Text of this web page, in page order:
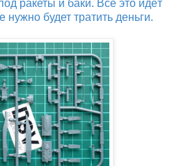
ракеты и баки. Всё это идёт
нужно будет тратить деньги.